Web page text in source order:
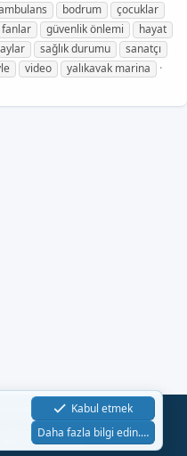
bodrum
çocuklar
fanlar güvenlik önlemi
hayat
sağlık durumu
sanatçı
video yalıkavak marina
R
S
S
XenForo Ltd.
Kabul etmek
Daha fazla bilgi edin.…